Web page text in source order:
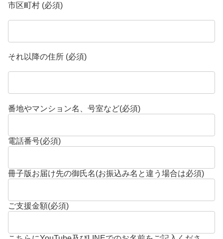
市区町村 (必須)
それ以降の住所 (必須)
番地やマンション名、号室など(必須)
電話番号(必須)
冊子版お届け先の御氏名(お振込み名と違う場合は必須)
ご支援金額(必須)